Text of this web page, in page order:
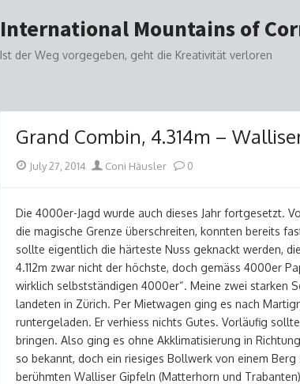
to
International Mountains of
Ist der Weg vorgegeben, geht die Kreativität verloren
Grand Combin, 4.314m –
PostedJuly 27, 2014 Author
Coni Häusler 0
Die 4000er-Jagd wurde auch dieses Jahr fortgesetzt.
die magische Grenze überschreiten, konnten bereits
sollte eigentlich die härteste Nuss geknackt werden,
4.112m zwar nicht der höchste, doch gemäss 4000er
wirklich selbstständigen 4000er“. Meine zwei starken
landeten in Zürich. Per Mietwagen ging es nach
runtergeladen. Er verhiess nichts Gutes. Vorläufig
bringen. Also ging es ohne Akklimatisierung in
so bekannt, doch ein riesiges Bollwerk von einem
berühmten Walliser Gipfeln (Matterhorn und